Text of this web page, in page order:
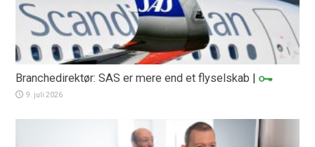
Branchedirektør: SAS er mere end et flyselskab |
9. juli 2026